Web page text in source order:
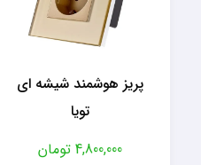
پریز هوشمند شیشه ای
تویا
4,800,000 تومان